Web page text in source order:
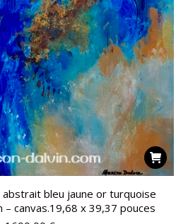
abstrait bleu jaune or turquoise
canvas.19,68 x 39,37 pouces